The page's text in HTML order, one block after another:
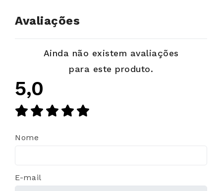
Avaliações
Ainda não existem avaliações
para este produto.
5,0
Nome
E-mail